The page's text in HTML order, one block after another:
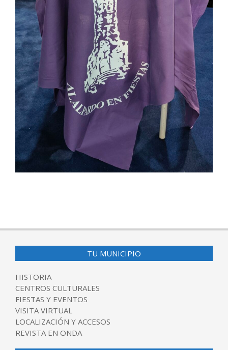
07-
TU MUNICIPIO
HISTORIA
CENTROS CULTURALES
FIESTAS Y EVENTOS
VISITA VIRTUAL
LOCALIZACIÓN Y ACCESOS
REVISTA EN ONDA